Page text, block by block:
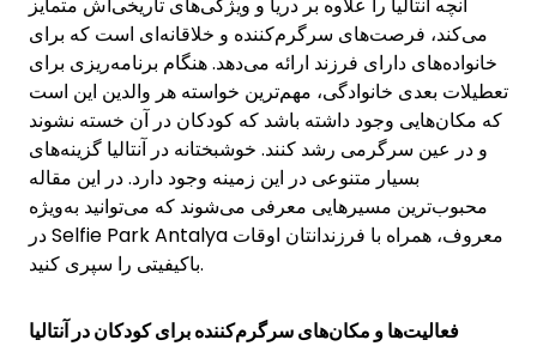
می‌کند، فرصت‌های سرگرم‌کننده و خلاقانه‌ای است که برای
خانواده‌های دارای فرزند ارائه می‌دهد. هنگام برنامه‌ریزی برای
تعطیلات بعدی خانوادگی، مهم‌ترین خواسته هر والدین این است
که مکان‌هایی وجود داشته باشد که کودکان در آن خسته نشوند
و در عین سرگرمی رشد کنند. خوشبختانه در آنتالیا گزینه‌های
بسیار متنوعی در این زمینه وجود دارد. در این مقاله
محبوب‌ترین مسیرهایی معرفی می‌شوند که می‌توانید به‌ویژه
در Selfie Park Antalya معروف، همراه با فرزندانتان اوقات
باکیفیتی را سپری کنید.
فعالیت‌ها و مکان‌های سرگرم‌کننده برای کودکان در آنتالیا